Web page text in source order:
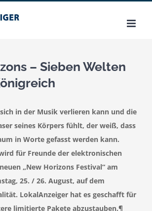
– Sieben Welten
sich in der Musik verlieren kann und die
seines Körpers fühlt, der weiß, dass
in Worte gefasst werden kann.
für Freunde der elektronischen
„New Horizons Festival“ am
25. / 26. August, auf dem
LokalAnzeiger hat es geschafft für
limitierte Pakete abzustauben.¶